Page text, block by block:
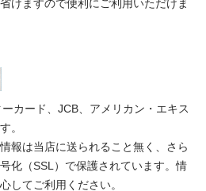
けますので便利にご利用いただけま
カード、JCB、アメリカン・エキス
。
報は当店に送られること無く、さら
化（SSL）で保護されています。情
してご利用ください。